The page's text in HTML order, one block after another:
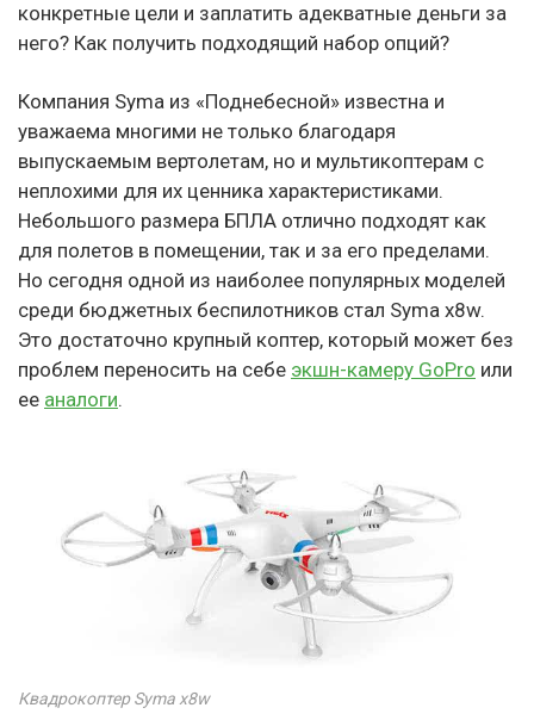
конкретные цели и заплатить адекватные деньги за
него? Как получить подходящий набор опций?
Компания Syma из «Поднебесной» известна и
уважаема многими не только благодаря
выпускаемым вертолетам, но и мультикоптерам с
неплохими для их ценника характеристиками.
Небольшого размера БПЛА отлично подходят как
для полетов в помещении, так и за его пределами.
Но сегодня одной из наиболее популярных моделей
среди бюджетных беспилотников стал Syma x8w.
Это достаточно крупный коптер, который может без
проблем переносить на себе экшн-камеру GoPro или
ее аналоги.
Квадрокоптер Syma x8w